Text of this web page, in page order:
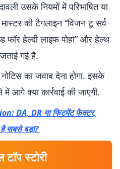
उसके नियमों में परिभाषित या
मास्टर की टैगलाइन “विजन टू सर्व
फॉर हेल्दी लाइफ पोहा” और हेल्थ
गई है.
का जवाब देना होगा. इसके
आगे क्या कार्रवाई की जाएगी.
DA, DR या फिटमेंट फैक्टर,
सबसे बड़ा?
स्टोरी